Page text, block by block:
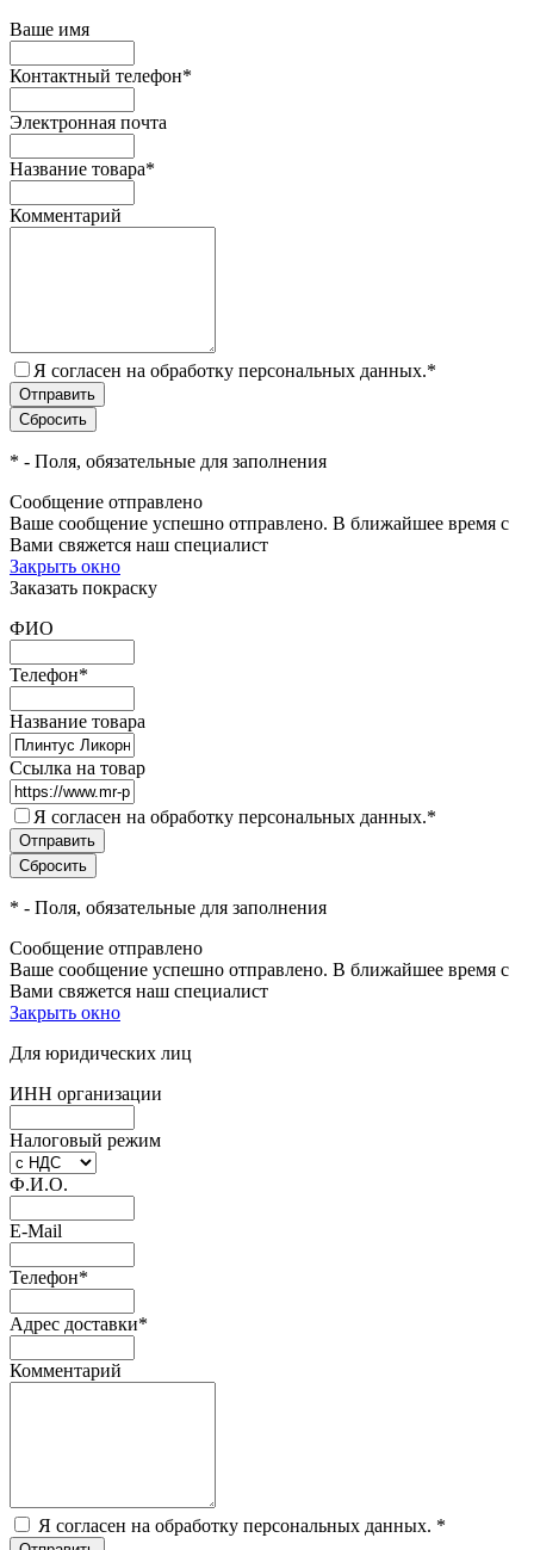
Ваше имя
Контактный телефон*
Электронная почта
Название товара*
Комментарий
Я согласен на обработку персональных данных.*
* - Поля, обязательные для заполнения
Сообщение отправлено
Ваше сообщение успешно отправлено. В ближайшее время с
Вами свяжется наш специалист
Закрыть окно
Заказать покраску
ФИО
Телефон*
Название товара
Ссылка на товар
Я согласен на обработку персональных данных.*
* - Поля, обязательные для заполнения
Сообщение отправлено
Ваше сообщение успешно отправлено. В ближайшее время с
Вами свяжется наш специалист
Закрыть окно
Для юридических лиц
ИНН организации
Налоговый режим
Ф.И.О.
E-Mail
Телефон*
Адрес доставки*
Комментарий
Я согласен на обработку персональных данных. *